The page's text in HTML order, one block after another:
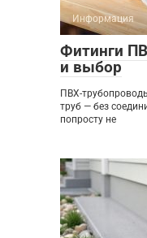
Информация
Фитинги
и выбор
ПВХ-
труб — без
попросту не